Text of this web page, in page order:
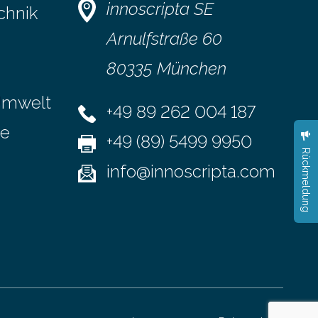
Hinsicht
lassen
berichtet Peter Bilz-Wohlgemuth, COO
und Managing Partner bei The Digitale,
wie die Agentur durch die
Dateiverschlüsselung via Dropbox ihre…
innoscripta SE
Arnulfstraße 60
80335 München
+49 89 262 004 187
+49 (89) 5499 9950
info@innoscripta.com
Rückmeldung